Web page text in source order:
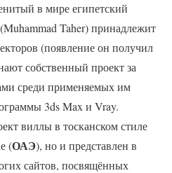
в мире египетский
Taher) принадлежит
(появление он получил
собственный проект за
среди применяемых им
3ds Max и Vray.
виллы в тосканском стиле
(ОАЭ), но и представлен в
сайтов, посвящённых